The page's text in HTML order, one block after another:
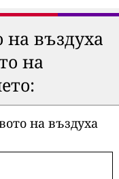
на въздуха
на
на въздуха